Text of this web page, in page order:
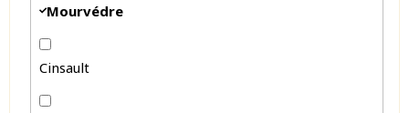
Mourvédre
Cinsault